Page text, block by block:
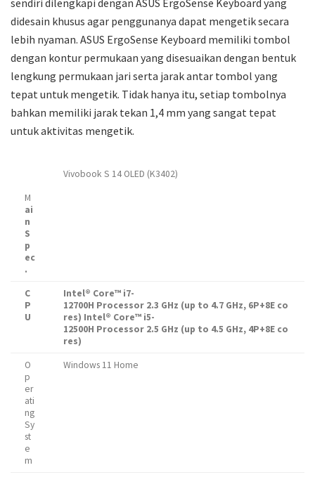
didesain khusus agar penggunanya dapat mengetik secara
lebih nyaman. ASUS ErgoSense Keyboard memiliki tombol
dengan kontur permukaan yang disesuaikan dengan bentuk
lengkung permukaan jari serta jarak antar tombol yang
tepat untuk mengetik. Tidak hanya itu, setiap tombolnya
bahkan memiliki jarak tekan 1,4 mm yang sangat tepat
untuk aktivitas mengetik.
M
ai
n
S
p
ec
.
Vivobook S 14 OLED (K3402)
C
P
U
Intel® Core™ i7-
12700H Processor 2.3 GHz (up to 4.7 GHz, 6P+8E co
res) Intel® Core™ i5-
12500H Processor 2.5 GHz (up to 4.5 GHz, 4P+8E co
res)
O
p
er
ati
ng
Sy
st
e
m
Windows 11 Home